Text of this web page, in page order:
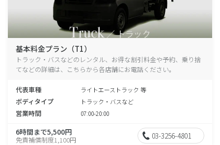
基本料金プラン（T1）
トラック・バスなどのレンタル、お得な割引料金や予約、乗り捨
てなどの詳細は、こちらから各店舗にお電話ください。
代表車種 ライトエーストラック 等
ボディタイプ トラック・バスなど
営業時間 07:00-20:00
6時間まで5,500円
免責補償制度1,100円 03-3256-4801